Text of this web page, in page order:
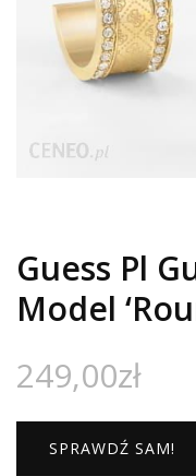
Guess Pl
Model
249,00zł
SPRAWDŹ SAM!